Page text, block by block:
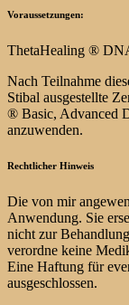
Voraussetzungen:
ThetaHealing ®
Nach Teilnahme
Stibal ausgestellte
® Basic, Advanced
anzuwenden.
Rechtlicher Hinweis
Die von mir
Anwendung. Sie
nicht zur
verordne keine
Eine Haftung für
ausgeschlossen.